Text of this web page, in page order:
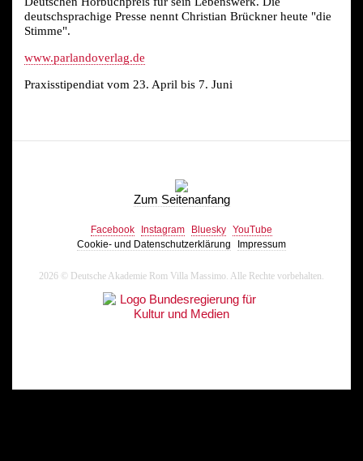
deutschsprachige Presse nennt Christian Brückner heute "die
Stimme".
www.parlandoverlag.de
Praxisstipendiat vom 23. April bis 7. Juni
Zum Seitenanfang
Facebook Instagram Bluesky YouTube
Cookie- und Datenschutzerklärung
Impressum
2026 © Deutsche Akademie Rom Villa Massimo. Alle Rechte vorbehalten.